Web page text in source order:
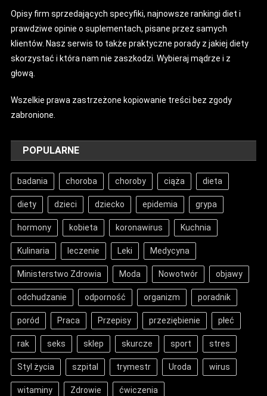
Opisy firm sprzedających specyfiki, najnowsze rankingi diet i
prawdziwe opinie o suplementach, pisane przez samych
klientów. Nasz serwis to także praktyczne porady z jakiej diety
skorzystać i która nam nie zaszkodzi. Wybieraj mądrze i z
głową.
Wszelkie prawa zastrzeżone kopiowanie treści bez zgody
zabronione.
POPULARNE
badania choroba choroby ciąża dieta
diety dzieci dziecko epidemia grypa
hormony kobieta koronawirus Kuchnia
Kulinaria leczenie Leki Medycyna
Ministerstwo Zdrowia Moda Nowotwór objawy
odchudzanie odporność organizm poradnik
poród Praca Przepisy przeziębienie płeć
rak seks sklep skurcze sport stres
Styl życia szpital trymestr Uroda wirus
witaminy Zdrowie ćwiczenia